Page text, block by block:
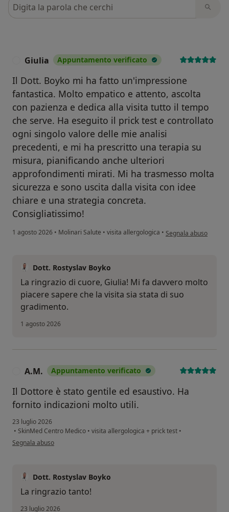
Giulia Appuntamento verificato
Il Dott. Boyko mi ha fatto un'impressione
fantastica. Molto empatico e attento, ascolta
con pazienza e dedica alla visita tutto il tempo
che serve. Ha eseguito il prick test e controllato
ogni singolo valore delle mie analisi
precedenti, e mi ha prescritto una terapia su
misura, pianificando anche ulteriori
approfondimenti mirati. Mi ha trasmesso molta
sicurezza e sono uscita dalla visita con idee
chiare e una strategia concreta.
Consigliatissimo!
1 agosto 2026 • Molinari Salute • visita allergologica • secondo l'opinione
Segnala abuso
Dott. Rostyslav Boyko
La ringrazio di cuore, Giulia! Mi fa davvero molto
piacere sapere che la visita sia stata di suo
gradimento.
1 agosto 2026
A.M. Appuntamento verificato
Il Dottore è stato gentile ed esaustivo. Ha
fornito indicazioni molto utili.
23 luglio 2026
• SkinMed Centro Medico • visita allergologica + prick test •
secondo l'opinione dell'utente A.M.
Segnala abuso
Dott. Rostyslav Boyko
La ringrazio tanto!
23 luglio 2026